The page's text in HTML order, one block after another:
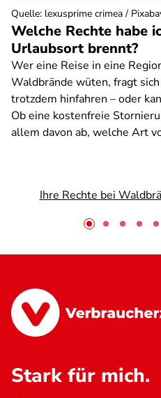
Welche Rechte habe
Urlaubsort brennt?
Wer eine Reise in eine
Waldbrände wüten, fragt
trotzdem hinfahren – oder
Ob eine kostenfreie
allem davon ab, welche Art
Ihre Rechte bei
Quelle: lexusprime crimea /
Stark für mich.